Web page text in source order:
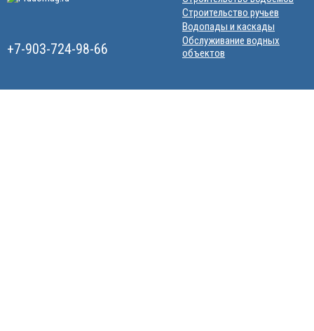
+7-903-724-98-66
Строительство ручьев
Водопады и каскады
Обслуживание водных
объектов